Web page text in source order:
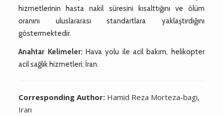
hizmetlerinin hasta nakil süresini kısalttığını ve ölüm
oranını uluslararası standartlara yaklaştırdığını
göstermektedir.
Anahtar Kelimeler: Hava yolu ile acil bakım, helikopter
acil sağlık hizmetleri; İran.
Corresponding Author: Hamid Reza Morteza-bagi,
Iran